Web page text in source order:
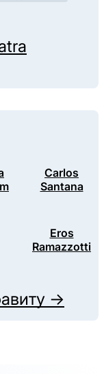
Carlos
Santana
Eros
Ramazzotti
→